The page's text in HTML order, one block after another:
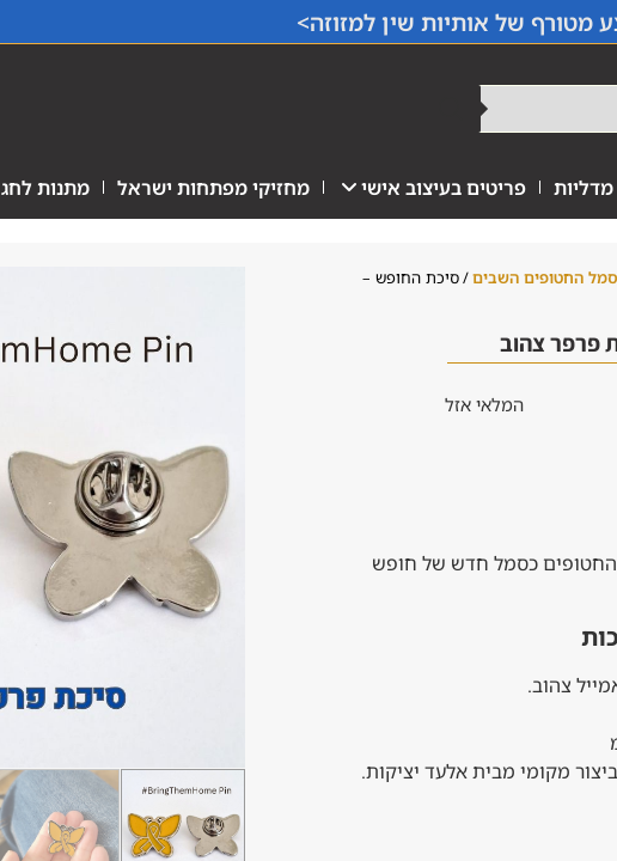
מטורף של אותיות שין למזוזה>
מדליות פריטים בעיצוב אישי מחזיקי מפתחות ישראל מתנות לחג
החטופים השבים/ סיכת החופש –
פרפר צהוב
המלאי אזל
כסמל חדש של חופש
צהוב.
מקומי מבית אלעד יציקות.